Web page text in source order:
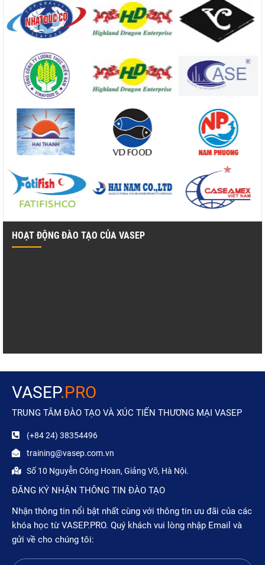
HOẠT ĐỘNG ĐÀO TẠO CỦA VASEP
VASEP.PRO
TRUNG TÂM ĐÀO TẠO VÀ XÚC TIẾN THƯƠNG MẠI VASEP
(+84 24) 38354496
training@vasep.com.vn
Số 10 Nguyễn Công Hoan, Giảng Võ, Hà Nội.
ĐĂNG KÝ NHẬN THÔNG TIN ĐÀO TẠO
Nhận thông tin nổi bật nhất cùng với thông tin ưu đãi của các
khóa học từ VASEP.PRO. Quý khách vui lòng nhập Email và
gửi về cho chúng tôi: